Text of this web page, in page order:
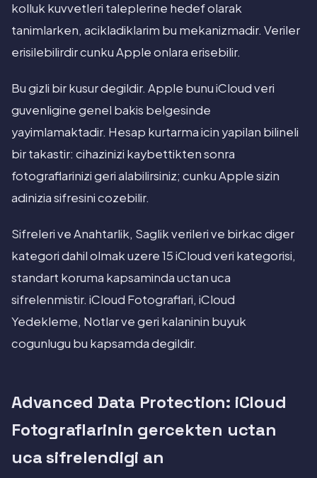
kolluk kuvvetleri taleplerine hedef olarak
tanimlarken, acikladiklarim bu mekanizmadir. Veriler
erisilebilirdir cunku Apple onlara erisebilir.
Bu gizli bir kusur degildir. Apple bunu iCloud veri
guvenligine genel bakis belgesinde
yayimlamaktadir. Hesap kurtarma icin yapilan bilineli
bir takastir: cihazinizi kaybettikten sonra
fotograflarinizi geri alabilirsiniz; cunku Apple sizin
adinizia sifresini cozebilir.
Sifreleri ve Anahtarlik, Saglik verileri ve birkac diger
kategori dahil olmak uzere 15 iCloud veri kategorisi,
standart koruma kapsaminda uctan uca
sifrelenmistir. iCloud Fotograflari, iCloud
Yedekleme, Notlar ve geri kalaninin buyuk
cogunlugu bu kapsamda degildir.
Advanced Data Protection: iCloud
Fotograflarinin gercekten uctan
uca sifrelendigi an